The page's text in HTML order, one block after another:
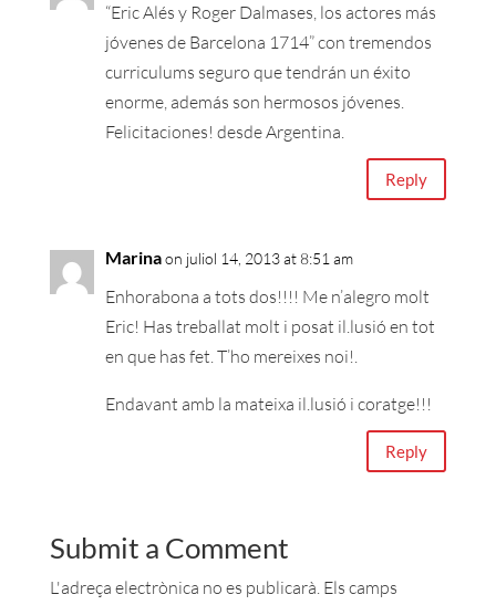
“Eric Alés y Roger Dalmases, los actores más
jóvenes de Barcelona 1714” con tremendos
curriculums seguro que tendrán un éxito
enorme, además son hermosos jóvenes.
Felicitaciones! desde Argentina.
Reply
Marinaon juliol 14, 2013 at 8:51 am
Enhorabona a tots dos!!!! Me n’alegro molt
Eric! Has treballat molt i posat il.lusió en tot
en que has fet. T’ho mereixes noi!.
Endavant amb la mateixa il.lusió i coratge!!!
Reply
Submit a Comment
L'adreça electrònica no es publicarà. Els camps